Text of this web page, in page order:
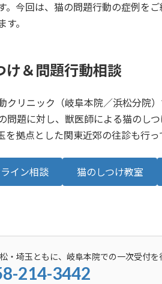
。今回は、猫の問題行動の症例を
す。
け＆問題行動相談
クリニック（岐阜本院／浜松分院
問題に対し、獣医師による猫のし
を拠点とした関東近郊の往診も行っ
イン相談 猫のしつけ教室
・埼玉ともに、岐阜本院での一次受付を
214-3442